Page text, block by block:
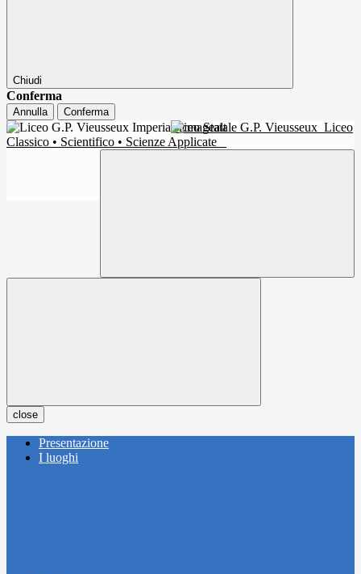
Chiudi
Conferma
Annulla Conferma
Liceo Statale G.P. Vieusseux Liceo
Classico • Scientifico • Scienze Applicate
close
Presentazione
I luoghi